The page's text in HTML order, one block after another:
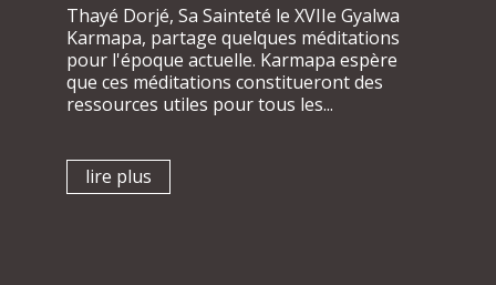
Thayé Dorjé, Sa Sainteté le XVIIe Gyalwa
Karmapa, partage quelques méditations
pour l'époque actuelle. Karmapa espère
que ces méditations constitueront des
ressources utiles pour tous les...
lire plus